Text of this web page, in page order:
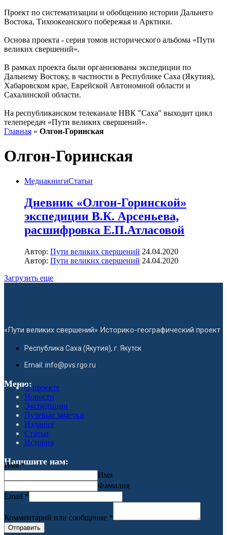
Проект по систематизации и обобщению истории Дальнего
Востока, Тихоокеанского побережья и Арктики.
Основа проекта - серия томов исторического альбома «Пути
великих свершений».
В рамках проекта были организованы экспедиции по
Дальнему Востоку, в частности в Республике Саха (Якутия),
Хабаровском крае, Еврейской Автономной области и
Сахалинской области.
На республиканском телеканале НВК "Саха" выходит цикл
телепередач «Пути великих свершений».
Главная » Олгон-Горинская
Олгон-Горинская
МедиакнигиСтатьи
Дневник «Олгон-Горинской»
экспедиции В.К. Арсеньева,
расшифровка Е.П.Атласовой
Автор: Пути великих свершений 24.04.2020
Автор: Пути великих свершений 24.04.2020
Загрузить еще
«Пути великих свершений» Историко-географический проект
Республика Саха (Якутия), г. Якутск
Email: info@pvs.rgo.ru
Меню:О проекте
Новости
Экспедиции
Путевые заметки
Издания
Статьи
История
Напишите нам:
Имя*
Имя
Фамилия
Email *
Комментарий или сообщение *
Отправить